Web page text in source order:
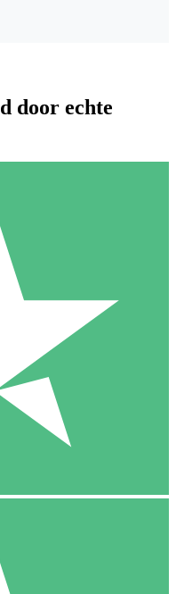
Geen maandelijkse
00
door echte